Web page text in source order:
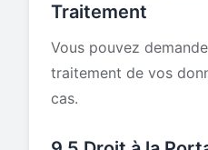
Traitement
Vous pouvez
traitement de vos
cas.